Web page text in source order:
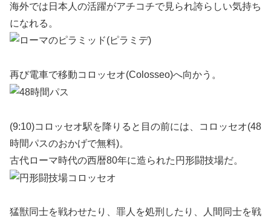
海外では日本人の活躍がアチコチで見られ誇らしい気持ち
になれる。
再び電車で移動コロッセオ(Colosseo)へ向かう。
(9:10)コロッセオ駅を降りると目の前には、コロッセオ(48
時間パスのおかげで無料)。
古代ローマ時代の西暦80年に造られた円形闘技場だ。
猛獣同士を戦わせたり、罪人を処刑したり、人間同士を戦